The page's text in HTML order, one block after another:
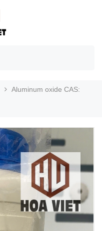
Aluminum oxide CAS: